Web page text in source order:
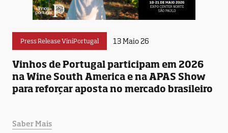
Press Release ViniPortugal 13 Maio 26
Vinhos de Portugal participam em 2026
na Wine South America e na APAS Show
para reforçar aposta no mercado brasileiro
Saber Mais